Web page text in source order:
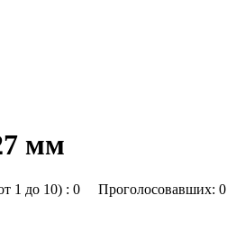
мм
1 до 10) : 0 Проголосовавших: 0